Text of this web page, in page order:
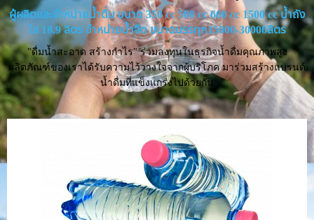
ผู้ผลิตและจำหน่ายน้ำดื่ม ขนาด 350 cc 500 cc 600 cc 1500 cc น้ำถัง
ใส 18.9 ลิตร จำหน่ายน้ำจืด ขนาดบรรทุก15000-30000ลิตร
"ดื่มน้ำสะอาด สร้างกำไร" ร่วมลงทุนในธุรกิจน้ำดื่มคุณภาพสูง
ผลิตภัณฑ์ของเราได้รับความไว้วางใจจากผู้บริโภค มาร่วมสร้างแบรนด์
น้ำดื่มที่แข็งแกร่งไปด้วยกัน